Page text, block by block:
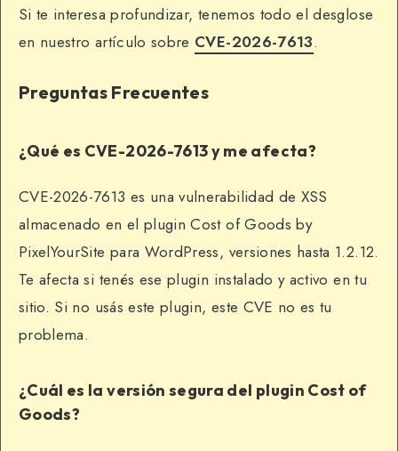
Si te interesa profundizar, tenemos todo el desglose
en nuestro artículo sobre CVE-2026-7613.
Preguntas Frecuentes
¿Qué es CVE-2026-7613 y me afecta?
CVE-2026-7613 es una vulnerabilidad de XSS
almacenado en el plugin Cost of Goods by
PixelYourSite para WordPress, versiones hasta 1.2.12.
Te afecta si tenés ese plugin instalado y activo en tu
sitio. Si no usás este plugin, este CVE no es tu
problema.
¿Cuál es la versión segura del plugin Cost of
Goods?